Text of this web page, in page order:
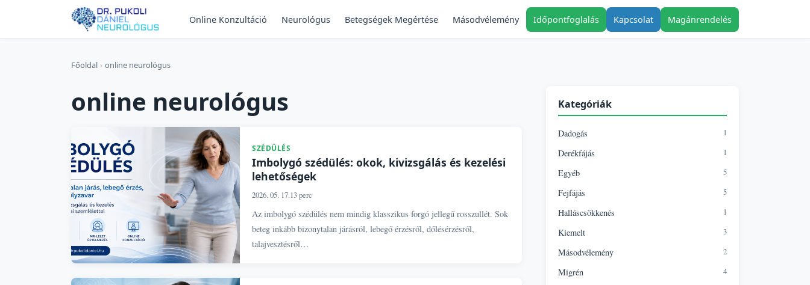
Online Konzultáció Neurológus Betegségek Megértése Másodvélemény Időpontfoglalás Kapcsolat Magánrendelés
Főoldal › online neurológus
online neurológus
SZÉDÜLÉS
Imbolygó szédülés: okok, kivizsgálás és kezelési
lehetőségek
2026. 05. 17.13 perc
Az imbolygó szédülés nem mindig klasszikus forgó jellegű rosszullét. Sok
beteg inkább bizonytalan járásról, lebegő érzésről, dőlésérzésről,
talajvesztésről…
Kategóriák
Dadogás 1
Derékfájás 1
Egyéb 5
Fejfájás 5
Halláscsökkenés 1
Kiemelt 3
Másodvélemény 2
Migrén 4